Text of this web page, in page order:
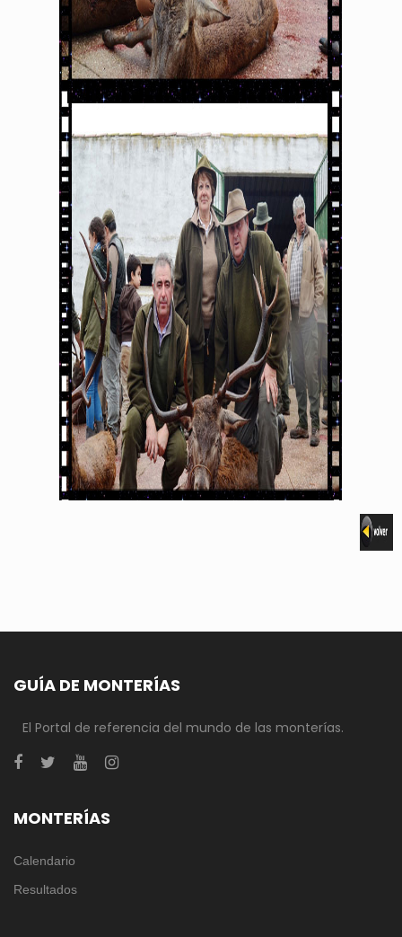
GUÍA DE MONTERÍAS
El Portal de referencia del mundo de las monterías.
MONTERÍAS
Calendario
Resultados